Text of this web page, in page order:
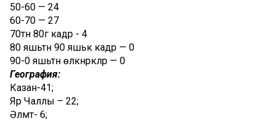
50-60 — 24
60-70 — 27
70тән 80гә кадәр - 4
80 яшьтән 90 яшькә кадәр — 0
90-0 яшьтән өлкәнрәкләр — 0
География:
Казан-41;
Яр Чаллы – 22;
Әлмәт- 6;